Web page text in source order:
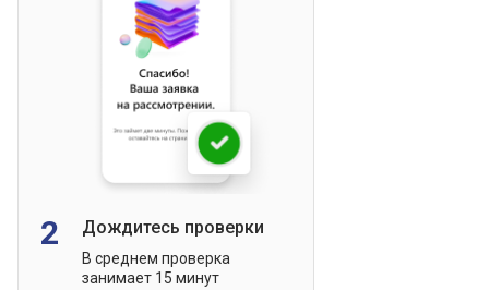
2 Дождитесь проверки
В среднем проверка
занимает 15 минут